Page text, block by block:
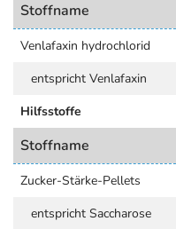
Stoffname
Venlafaxin hydrochlorid
entspricht Venlafaxin
Hilfsstoffe
Stoffname
Zucker-Stärke-Pellets
entspricht Saccharose